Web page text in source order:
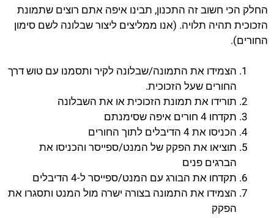
החלק הכי חשוב זה התכנון, תבינו איפה אתם רוצים שתמונת
הזכוכית תהיה תלויה. (אנו ממליצים ליצור שבלונה לשם סימון
החורים).
הצמידו את התמונה/שבלונה לקיר ותסמנו עם טוש דרך
החורים שעל הזכוכית.
תורידו את תמונת הזכוכית או את השבלונה
תקדחו 4 חורים איפה שסימנתם
הכניסו את 4 הדיבלים לתוך החורים
תוציאו את הפקק של המנט/ספייסר והכניסו את
הברגים פנים
תקדחו את הבורג עם המנט/ספייסר ל-4 הדיבלים
הצמידו את התמונה בצורה ישרה מול המנט ותסגרו את
הפקק